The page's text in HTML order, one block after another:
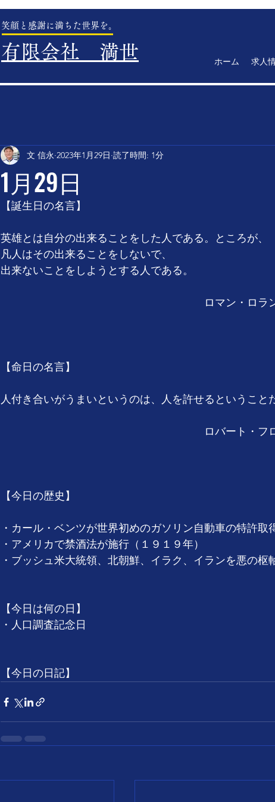
笑顔と感謝に満ちた世界を。
有限会社 満世 ホーム 求人
1月29日
文 信永 2023年1月29日 読了時間: 1分
【誕生日の名言】
英雄とは自分の出来ることをした人である。ところが、
凡人はその出来ることをしないで、
出来ないことをしようとする人である。
ロマン・ロラン（1866/１/29
フランスの
【命日の名言】
人付き合いがうまいというのは、人を許せるということ
ロバート・フロスト（1874/
アメリカ
【今日の歴史】
・カール・ベンツが世界初めのガソリン自動車の特許取
・アメリカで禁酒法が施行（１９１９年）
・ブッシュ米大統領、北朝鮮、イラク、イランを悪の枢
【今日は何の日】
・人口調査記念日
【今日の日記】